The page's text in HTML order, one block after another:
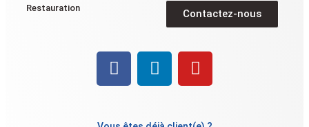
Restauration
Contactez-nous